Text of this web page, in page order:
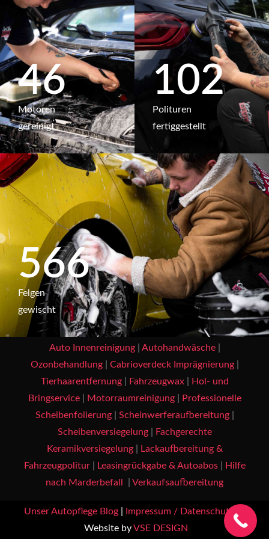
46
Moto­ren
gerei­nigt
102
Poli­turen
fertig­gestellt
569
Fel­gen
gewischt
Auto Innenreinigung| Autohandwäsche|
Ozonbehandlung| Cabrioverdeck Imprägnierung|
Tierhaarentfernung| Fahrzeugwax|
Hol- und
Bringservice| Motorraumreinigung|
Professionelle
Scheibenfolierung| Scheinwerferaufbereitung|
Scheibenversiegelung|
Fachgerechte
Keramikversiegelung|
Lackaufbereitung &
Fahrzeugpolitur| Leasingrückgabe & Autoabos|
Hilfe
nach Marderbefall
Verkaufsaufbereitung
Unser Autopflege Blog| Impressum / Datenschutz
|
Website by VSE DESIGN